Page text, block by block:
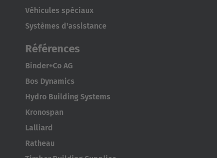
AMERICA
Português
United States
English
ASIA/PACIFIC
Véhicules spéciaux
Systèmes d'assistance
Références
Binder+Co AG
Bos Dynamics
Hydro Building Systems
Kronospan
Lalliard
Ratheau